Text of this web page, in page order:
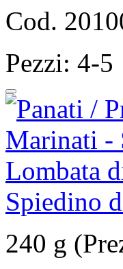
Cod.
Pezzi: 4-5
Spiedino
240 g